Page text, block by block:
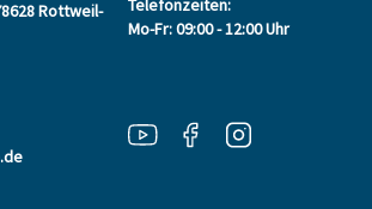
Rottweil-
Telefonzeiten:
Mo-Fr: 09:00 - 12:00 Uhr